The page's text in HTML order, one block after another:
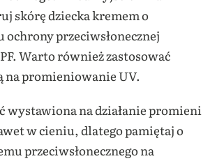
skórę dziecka kremem o
ochrony przeciwsłonecznej
Warto również zastosować
na promieniowanie UV.
wystawiona na działanie promieni
w cieniu, dlatego pamiętaj o
przeciwsłonecznego na